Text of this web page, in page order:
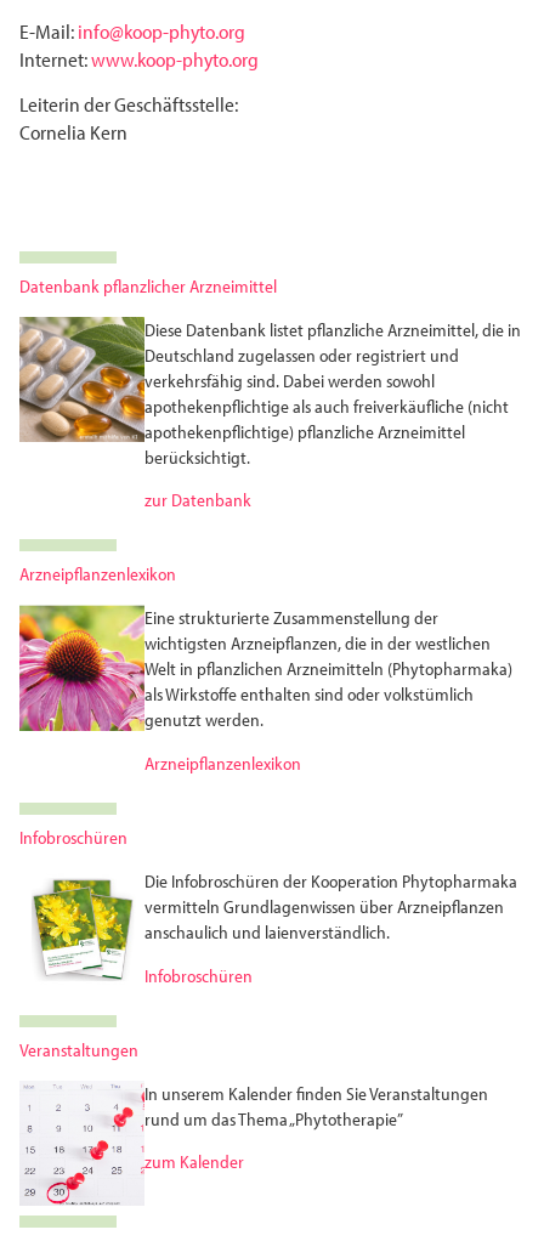
E-Mail:info@koop-phyto.org
Internet:www.koop-phyto.org
Leiterin der Geschäftsstelle:
Cornelia Kern
Datenbank pflanzlicher Arzneimittel
Diese Datenbank listet pflanzliche Arzneimittel, die in
Deutschland zugelassen oder registriert und
verkehrsfähig sind. Dabei werden sowohl
apothekenpflichtige als auch freiverkäufliche (nicht
apotheken­pflichtige) pflanzliche Arzneimittel
berücksichtigt.
zur Datenbank
Arzneipflanzenlexikon
Eine strukturierte Zusammenstellung der
wichtigsten Arznei­pflanzen, die in der westlichen
Welt in pflanzlichen Arznei­mitteln (Phytopharmaka)
als Wirkstoffe enthalten sind oder volks­tümlich
genutzt werden.
Arzneipflanzenlexikon
Infobroschüren
Die Infobroschüren der Kooperation Phytopharmaka
vermitteln Grundlagenwissen über Arzneipflanzen
anschaulich und laienverständlich.
Infobroschüren
Veranstaltungen
In unserem Kalender finden Sie Veranstaltungen
rund um das Thema „Phytotherapie”
zum Kalender